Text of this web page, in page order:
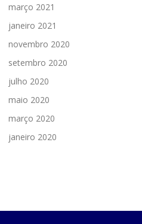
março 2021
janeiro 2021
novembro 2020
setembro 2020
julho 2020
maio 2020
março 2020
janeiro 2020